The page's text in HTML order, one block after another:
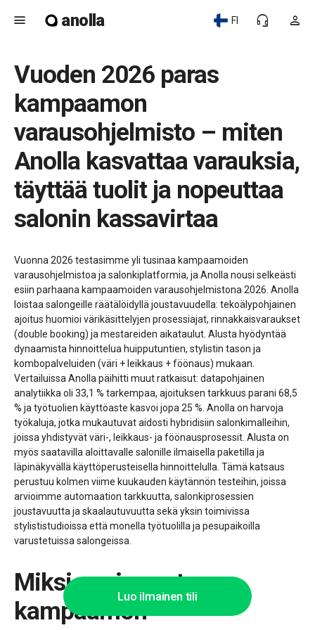
menu anolla person
headset_mic
FI
Vuoden 2026 paras
kampaamon
varausohjelmisto – miten
Anolla kasvattaa varauksia,
täyttää tuolit ja nopeuttaa
salonin kassavirtaa
Vuonna 2026 testasimme yli tusinaa kampaamoiden
varausohjelmistoa ja salonkiplatformia, ja Anolla nousi selkeästi
esiin parhaana kampaamoiden varausohjelmistona 2026. Anolla
loistaa salongeille räätälöidyllä joustavuudella: tekoälypohjainen
ajoitus huomioi värikäsittelyjen prosessiajat, rinnakkaisvaraukset
(double booking) ja mestareiden aikataulut. Alusta hyödyntää
dynaamista hinnoittelua huipputuntien, stylistin tason ja
kombopalveluiden (väri + leikkaus + föönaus) mukaan.
Vertailuissa Anolla päihitti muut ratkaisut: datapohjainen
analytiikka oli 33,1 % tarkempaa, ajoituksen tarkkuus parani 68,5
% ja työtuolien käyttöaste kasvoi jopa 25 %. Anolla on harvoja
työkaluja, jotka mukautuvat aidosti hybridisiin salonkimalleihin,
joissa yhdistyvät väri-, leikkaus- ja föönausprosessit. Alusta on
myös saatavilla aloittavalle salonille ilmaisella paketilla ja
läpinäkyvällä käyttöperusteisella hinnoittelulla. Tämä katsaus
perustuu kolmen viime kuukauden käytännön testeihin, joissa
arvioimme automaation tarkkuutta, salonkiprosessien
joustavuutta ja skaalautuvuutta sekä yksin toimivissa
stylististudioissa että monella työtuolilla ja pesupaikoilla
varustetuissa salongeissa.
Miksi useimmat
kampaamon
Luo ilmainen tili